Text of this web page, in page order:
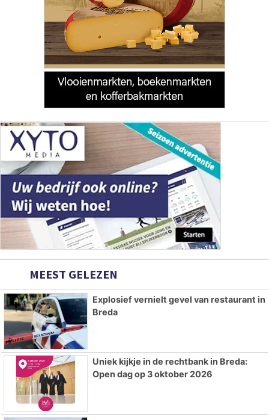
MEEST GELEZEN
Explosief vernielt gevel van restaurant in
Breda
Uniek kijkje in de rechtbank in Breda:
Open dag op 3 oktober 2026